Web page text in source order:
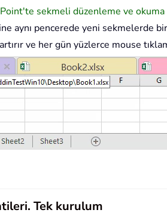
sekmeli düzenleme ve
aynı pencerede yeni sekmelerde
ve her gün yüzlerce mouse
Tek kurulum